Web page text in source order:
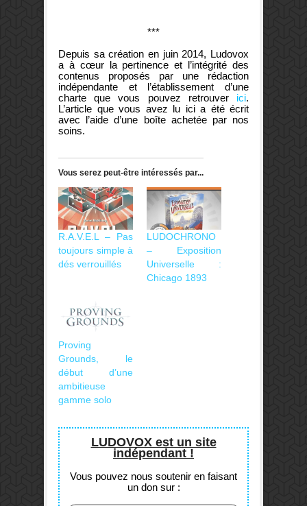
***
Depuis sa création en juin 2014, Ludovox
a à cœur la pertinence et l’intégrité des
contenus proposés par une rédaction
indépendante et l’établissement d’une
charte que vous pouvez retrouver ici.
L’article que vous avez lu ici a été écrit
avec l’aide d’une boîte achetée par nos
soins.
Vous serez peut-être intéressés par...
R.A.V.E.L – Pas
toujours simple à
dés verrouillés
LUDOCHRONO
– Exposition
Universelle :
Chicago 1893
Proving
Grounds, le
début d’une
ambitieuse
gamme solo
LUDOVOX est un site
indépendant !
Vous pouvez nous soutenir en faisant
un don sur :